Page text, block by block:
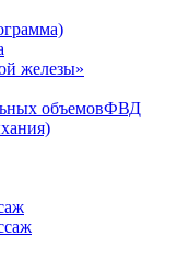
железы»
объемовФВД